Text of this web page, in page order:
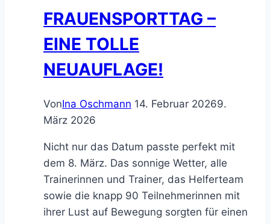
August
2026
FRAUENSPORTTAG –
EINE TOLLE
NEUAUFLAGE!
VonIna Oschmann 14. Februar 20269.
März 2026
Nicht nur das Datum passte perfekt mit
dem 8. März. Das sonnige Wetter, alle
Trainerinnen und Trainer, das Helferteam
sowie die knapp 90 Teilnehmerinnen mit
ihrer Lust auf Bewegung sorgten für einen